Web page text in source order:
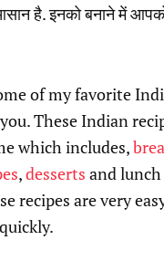
है. इनको बनाने में
of my favorite
These Indian
which includes,
,desserts and
recipes are very